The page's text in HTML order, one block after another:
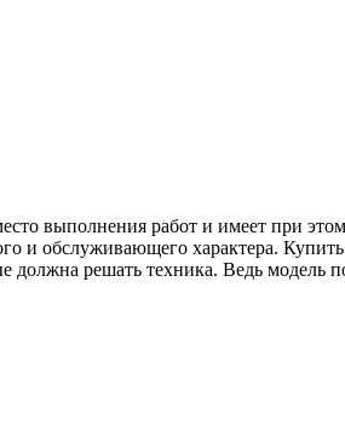
выполнения работ и имеет при
и обслуживающего характера.
решать техника. Ведь модель